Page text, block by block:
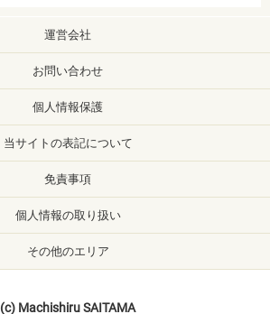
運営会社
お問い合わせ
個人情報保護
当サイトの表記について
免責事項
個人情報の取り扱い
その他のエリア
(c) Machishiru SAITAMA